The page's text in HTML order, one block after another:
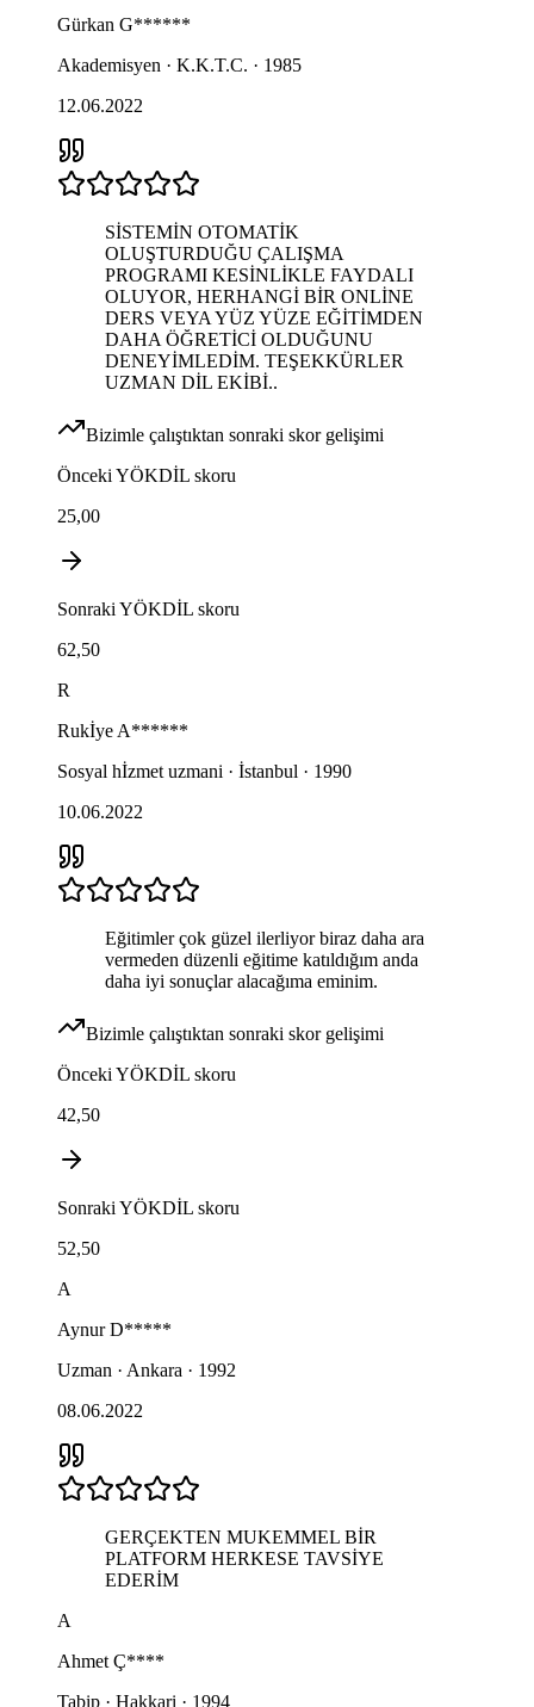
Gürkan G******
Akademisyen · K.K.T.C. · 1985
12.06.2022
SİSTEMİN OTOMATİK
OLUŞTURDUĞU ÇALIŞMA
PROGRAMI KESİNLİKLE FAYDALI
OLUYOR, HERHANGİ BİR ONLİNE
DERS VEYA YÜZ YÜZE EĞİTİMDEN
DAHA ÖĞRETİCİ OLDUĞUNU
DENEYİMLEDİM. TEŞEKKÜRLER
UZMAN DİL EKİBİ..
Bizimle çalıştıktan sonraki skor gelişimi
Önceki YÖKDİL skoru
25,00
Sonraki YÖKDİL skoru
62,50
R
Rukİye A******
Sosyal hİzmet uzmani · İstanbul · 1990
10.06.2022
Eğitimler çok güzel ilerliyor biraz daha ara
vermeden düzenli eğitime katıldığım anda
daha iyi sonuçlar alacağıma eminim.
Bizimle çalıştıktan sonraki skor gelişimi
Önceki YÖKDİL skoru
42,50
Sonraki YÖKDİL skoru
52,50
A
Aynur D*****
Uzman · Ankara · 1992
08.06.2022
GERÇEKTEN MUKEMMEL BİR
PLATFORM HERKESE TAVSİYE
EDERİM
A
Ahmet Ç****
Tabip · Hakkari · 1994